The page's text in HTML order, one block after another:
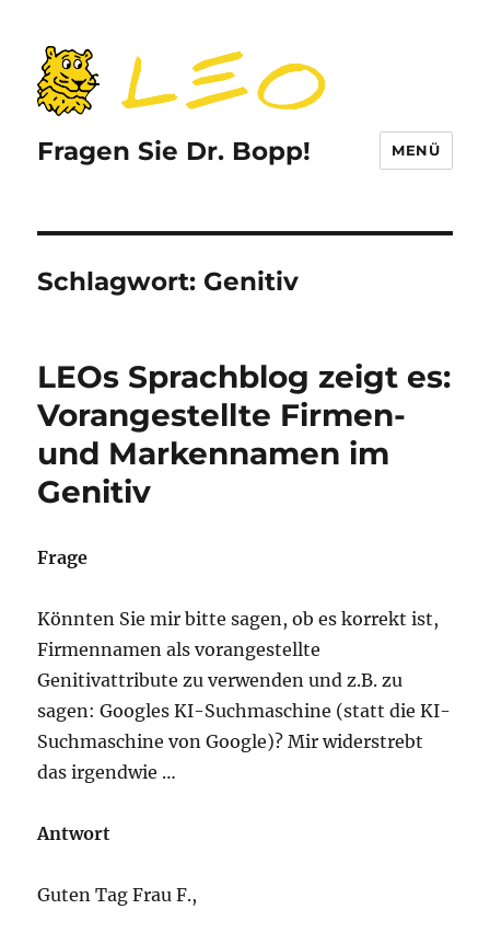
Fragen Sie Dr. Bopp! MENÜ
Schlagwort: Genitiv
LEOs Sprachblog zeigt es:
Vorangestellte Firmen-
und Markennamen im
Genitiv
Frage
Könnten Sie mir bitte sagen, ob es korrekt ist,
Firmennamen als vorangestellte
Genitivattribute zu verwenden und z.B. zu
sagen: Googles KI-Suchmaschine (statt die KI-
Suchmaschine von Google)? Mir widerstrebt
das irgendwie …
Antwort
Guten Tag Frau F.,